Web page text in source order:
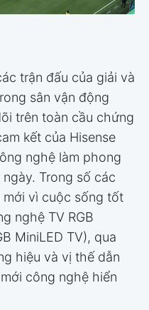
trận đấu của giải và
sân vận động
trên toàn cầu chứng
kết của Hisense
nghệ làm phong
Trong số các
vì cuộc sống tốt
nghệ TV RGB
MiniLED TV), qua
hiệu và vị thế dẫn
công nghệ hiển